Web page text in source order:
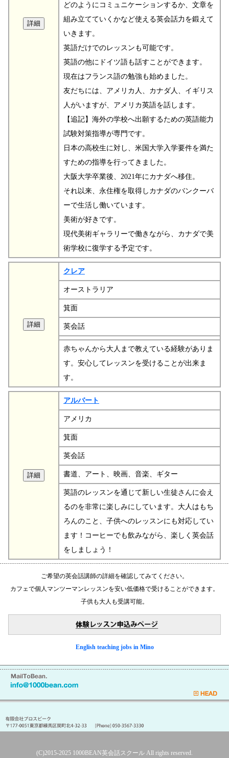
どのようにコミュニケーションするか、文章を
組み立てていくかなど使える英会話力を鍛えて
いきます。
英語だけでのレッスンも可能です。
英語の他にドイツ語も話すことができます。
現在はフランス語の勉強も始めました。
友だちには、アメリカ人、カナダ人、イギリス
人がいますが、アメリカ英語を話します。
【追記】海外の学校へ出願するための英語能力
試験対策指導が専門です。
日本の高校生に対し、米国大学入学要件を満た
すための指導を行ってきました。
大阪大学卒業後、2021年にカナダへ移住。
それ以来、永住権を取得しカナダのバンクーバ
ーで生活し働いています。
美術が好きです。
現代美術ギャラリーで働きながら、カナダで美
術学校に復学する予定です。
クレア
オーストラリア
箕面
英会話
赤ちゃんから大人まで教えている経験がありま
す。安心してレッスンを受けることが出来ま
す。
アルバート
アメリカ
箕面
英会話
書道、アート、映画、音楽、ギター
英語のレッスンを通じて新しい生徒さんに会え
るのを非常に楽しみにしています。大人はもち
ろんのこと、子供へのレッスンにも対応してい
ます！コーヒーでも飲みながら、楽しく英会話
をしましょう！
ご希望の英会話講師の詳細を確認してみてください。
カフェで個人マンツーマンレッスンを安い低価格で受けることができます。
子供も大人も受講可能。
English teaching jobs in Mino
(C)2015-2025 1000BEAN英会話スクール All rights reserved.